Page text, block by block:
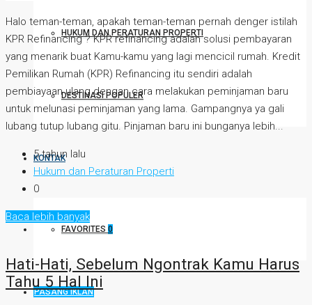
HUKUM DAN PERATURAN PROPERTI
DESTINASI POPULER
KONTAK
FAVORITES 0
PASANG IKLAN
Halo teman-teman, apakah teman-teman pernah denger istilah
KPR Refinancing ? KPR refinancing adalah solusi pembayaran
yang menarik buat Kamu-kamu yang lagi mencicil rumah. Kredit
Pemilikan Rumah (KPR) Refinancing itu sendiri adalah
pembiayaan ulang dengan cara melakukan peminjaman baru
untuk melunasi peminjaman yang lama. Gampangnya ya gali
lubang tutup lubang gitu. Pinjaman baru ini bunganya lebih...
5 tahun lalu
Hukum dan Peraturan Properti
0
Baca lebih banyak
Hati-Hati, Sebelum Ngontrak Kamu Harus
Tahu 5 Hal Ini